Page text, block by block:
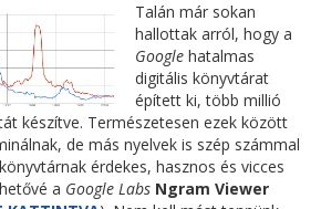
Talán már sokan
hallottak arról, hogy a
Google hatalmas
digitális könyvtárat
épített ki, több millió
készítve. Természetesen ezek között
de más nyelvek is szép számmal
érdekes, hasznos és vicces
a Google Labs Ngram Viewer